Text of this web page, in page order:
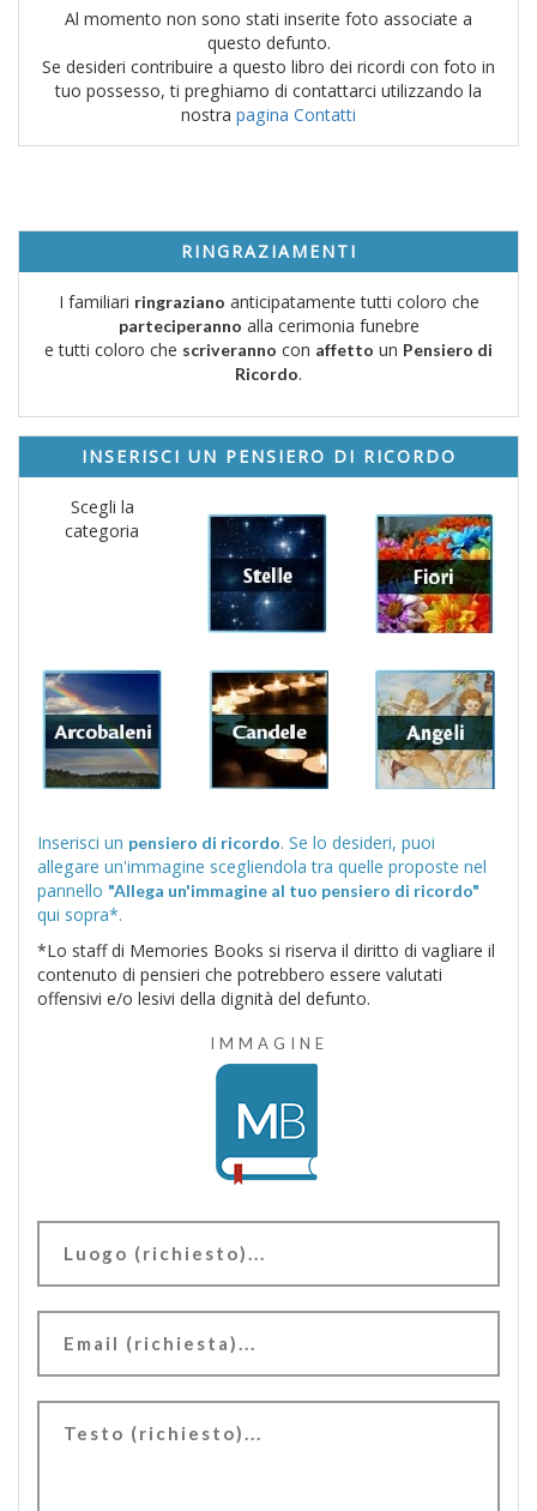
Al momento non sono stati inserite foto associate a
questo defunto.
Se desideri contribuire a questo libro dei ricordi con foto in
tuo possesso, ti preghiamo di contattarci utilizzando la
nostra pagina Contatti
RINGRAZIAMENTI
I familiari ringraziano anticipatamente tutti coloro che
parteciperanno alla cerimonia funebre
e tutti coloro che scriveranno con affetto un Pensiero di
Ricordo.
INSERISCI UN PENSIERO DI RICORDO
Scegli la
categoria
Inserisci un pensiero di ricordo. Se lo desideri, puoi
allegare un'immagine scegliendola tra quelle proposte nel
pannello "Allega un'immagine al tuo pensiero di ricordo"
qui sopra*.
*Lo staff di Memories Books si riserva il diritto di vagliare il
contenuto di pensieri che potrebbero essere valutati
offensivi e/o lesivi della dignità del defunto.
IMMAGINE